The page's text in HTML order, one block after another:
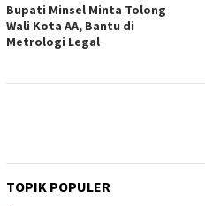
Bupati Minsel Minta Tolong
Wali Kota AA, Bantu di
Metrologi Legal
TOPIK POPULER